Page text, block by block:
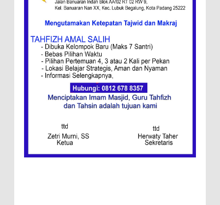
Ini Resep Bubur Terik, Kuliner Khas Jawa
Tengah
Menang, Semen Padang FC Pemuncak
Klasemen Wilayah Barat